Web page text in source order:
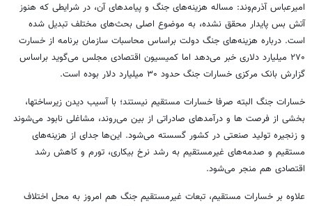
امیرعباس آذرم‌وند: مساله هزینه‌های جنگ و پیامدهای آن، در شرایطی که هنوز
آتش بس پایدار محقق نشده، به موضوع اصلی بحث‌های مختلف تبدیل شده
است. درباره هزینه‌های جنگ دولت براساس محاسبات سازمان برنامه از خسارت
۲۷۰ میلیارد دلاری خبر می‌دهد اما کمیسیون اقتصادی مجلس می‌گوید براساس
گزارش بانک مرکزی خسارات جنگ حدود ۳۰ میلیارد دلار بوده است.
خسارات جنگ البته صرفا خسارات مستقیم نیستند؛ با آسیب دیدن زیرساختها،
بخشی از فرصت ها و درآمدهای صادراتی از بین می‌روند، مشاغلی نابود می‌شوند
و زنجیره تولید صنعتی در کشور گسسته می‌شود. این‌ها جدای از هزینه‌های
مستقیم و صدمه‌های غیرمستقیم به رشد نرخ بیکاری، تورم و کاهش رشد
اقتصادی هم منجر می‌شود.
علاوه بر خسارات مستقیم، تبعات غیرمستقیم جنگ هم امروز به محل اختلاف